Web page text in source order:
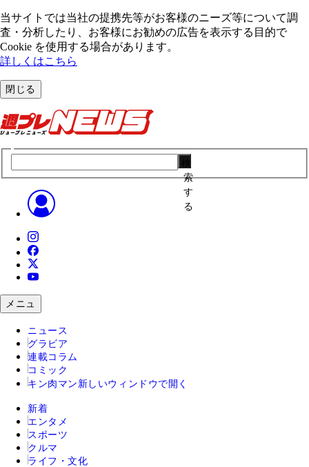
当サイトでは当社の提携先等がお客様のニーズ等について調
査・分析したり、お客様にお勧めの広告を表⽰する⽬的で
Cookie を使⽤する場合があります。
詳しくはこちら
閉じる
索
す
る
メニュ
ニュース
グラビア
連載コラム
コミック
キン肉マン 新しいウィンドウで開く
新着
エンタメ
スポーツ
クルマ
ライフ・文化